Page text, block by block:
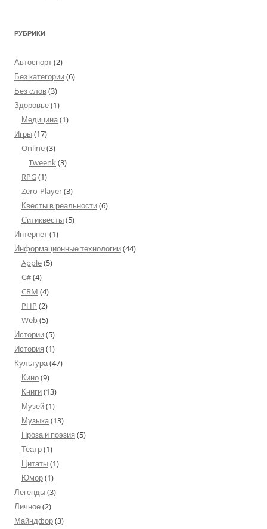
РУБРИКИ
Автоспорт(2)
Без категории(6)
Без слов(3)
Здоровье(1)
Медицина(1)
Игры(17)
Online(3)
Tweenk(3)
RPG(1)
Zero-Player(3)
Квесты в реальности(6)
Ситиквесты(5)
Интернет(1)
Информационные технологии(44)
Apple(5)
C#(4)
CRM (4)
PHP (2)
Web(5)
Истории(5)
История (1)
Культура(47)
Кино(9)
Книги(13)
Музей(1)
Музыка(13)
Проза и поэзия (5)
Театр(1)
Цитаты(1)
Юмор(1)
Легенды(3)
Личное(2)
Майндфор(3)